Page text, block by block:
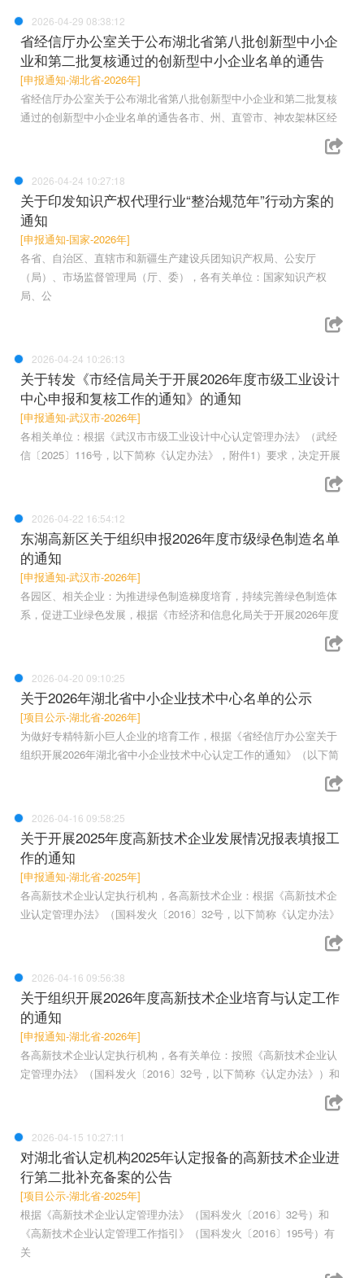
2026-04-29 08:38:12
省经信厅办公室关于公布湖北省第八批创新型中小企
业和第二批复核通过的创新型中小企业名单的通告
[申报通知-湖北省-2026年]
省经信厅办公室关于公布湖北省第八批创新型中小企业和第二批复核
通过的创新型中小企业名单的通告各市、州、直管市、神农架林区经
2026-04-24 10:27:18
关于印发知识产权代理行业“整治规范年”行动方案的
通知
[申报通知-国家-2026年]
各省、自治区、直辖市和新疆生产建设兵团知识产权局、公安厅
（局）、市场监督管理局（厅、委），各有关单位：国家知识产权
局、公
2026-04-24 10:26:13
关于转发《市经信局关于开展2026年度市级工业设计
中心申报和复核工作的通知》的通知
[申报通知-武汉市-2026年]
各相关单位：根据《武汉市市级工业设计中心认定管理办法》（武经
信〔2025〕116号，以下简称《认定办法》，附件1）要求，决定开展
2026-04-22 16:54:12
东湖高新区关于组织申报2026年度市级绿色制造名单
的通知
[申报通知-武汉市-2026年]
各园区、相关企业：为推进绿色制造梯度培育，持续完善绿色制造体
系，促进工业绿色发展，根据《市经济和信息化局关于开展2026年度
2026-04-20 09:10:25
关于2026年湖北省中小企业技术中心名单的公示
[项目公示-湖北省-2026年]
为做好专精特新小巨人企业的培育工作，根据《省经信厅办公室关于
组织开展2026年湖北省中小企业技术中心认定工作的通知》（以下简
2026-04-16 09:58:25
关于开展2025年度高新技术企业发展情况报表填报工
作的通知
[申报通知-湖北省-2025年]
各高新技术企业认定执行机构，各高新技术企业：根据《高新技术企
业认定管理办法》（国科发火〔2016〕32号，以下简称《认定办法》
2026-04-16 09:56:38
关于组织开展2026年度高新技术企业培育与认定工作
的通知
[申报通知-湖北省-2026年]
各高新技术企业认定执行机构，各有关单位：按照《高新技术企业认
定管理办法》（国科发火〔2016〕32号，以下简称《认定办法》）和
2026-04-15 10:27:11
对湖北省认定机构2025年认定报备的高新技术企业进
行第二批补充备案的公告
[项目公示-湖北省-2025年]
根据《高新技术企业认定管理办法》（国科发火〔2016〕32号）和
《高新技术企业认定管理工作指引》（国科发火〔2016〕195号）有
关